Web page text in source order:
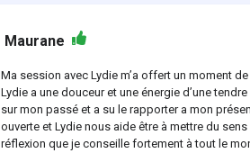
Maurane
Ma session avec Lydie m’a offert un moment
Lydie a une douceur et une énergie d’une
sur mon passé et a su le rapporter a mon
ouverte et Lydie nous aide être à mettre du
réflexion que je conseille fortement à tout le